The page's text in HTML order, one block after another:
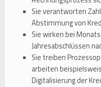
Sie verantworten
Abstimmung von
Sie wirken bei
Jahresabschlüssen
Sie treiben
arbeiten
Digitalisierung der